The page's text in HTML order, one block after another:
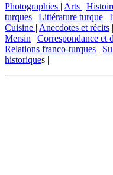
Photographies | Arts |
turques | Littérature turque |
Cuisine | Anecdotes et récits |
Mersin | Correspondance et
Relations franco-turques |
historiques |